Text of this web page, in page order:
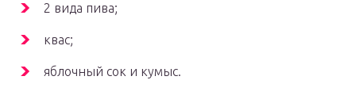
2 вида пива;
квас;
яблочный сок и кумыс.